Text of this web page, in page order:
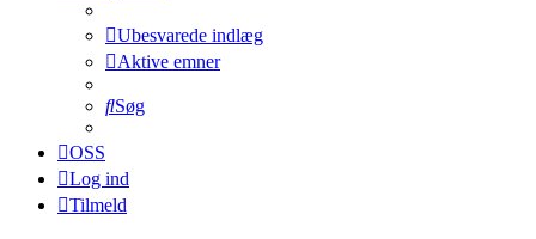
Ubesvarede indlæg
Aktive emner
Søg
OSS
Log ind
Tilmeld